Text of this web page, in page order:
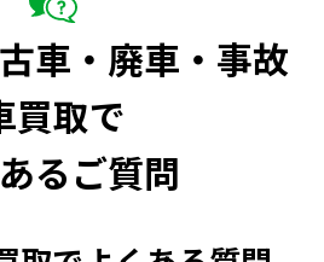
車・廃車・事故
買取で
るご質問